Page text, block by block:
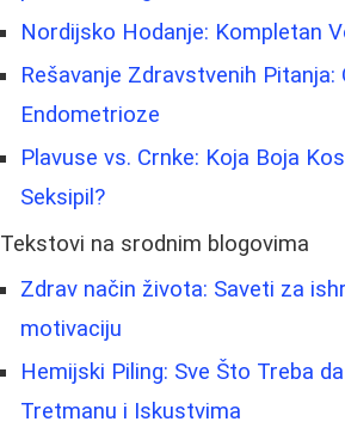
Nordijsko Hodanje: Kompletan
Rešavanje Zdravstvenih Pitanja:
Endometrioze
Plavuse vs. Crnke: Koja Boja
Seksipil?
Tekstovi na srodnim blogovima
Zdrav način života: Saveti za
motivaciju
Hemijski Piling: Sve Što Treba
Tretmanu i Iskustvima